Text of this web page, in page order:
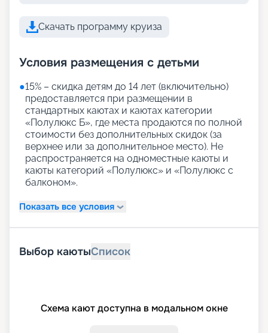
Скачать программу круиза
Условия размещения с детьми
●15% – скидка детям до 14 лет (включительно)
предоставляется при размещении в
стандартных каютах и каютах категории
«Полулюкс Б», где места продаются по полной
стоимости без дополнительных скидок (за
верхнее или за дополнительное место). Не
распространяется на одноместные каюты и
каюты категорий «Полулюкс» и «Полулюкс с
балконом».
Показать все условия
Выбор каютыСписок
Схема кают доступна в модальном окне